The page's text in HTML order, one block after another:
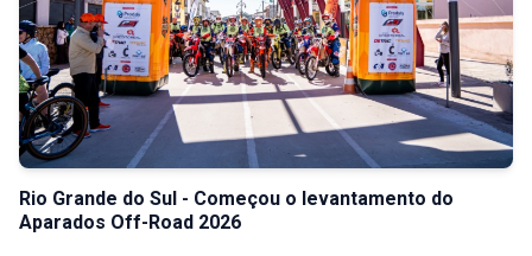
Rio Grande do Sul - Começou o levantamento do
Aparados Off-Road 2026